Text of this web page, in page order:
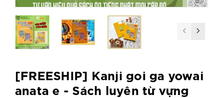
[FREESHIP] Kanji goi ga yowai
anata e - Sách luyên từ vựng